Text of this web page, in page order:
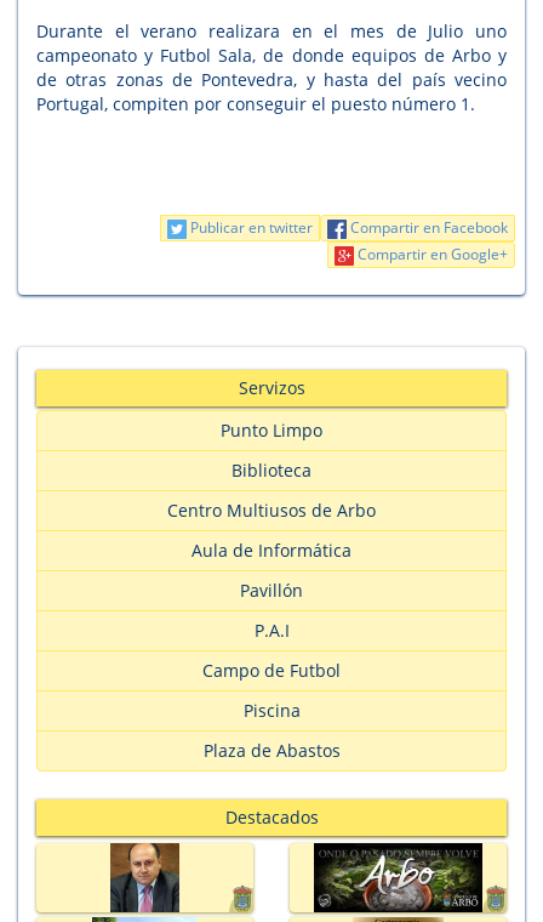
Durante el verano realizara en el mes de Julio uno
campeonato y Futbol Sala, de donde equipos de Arbo y
de otras zonas de Pontevedra, y hasta del país vecino
Portugal, compiten por conseguir el puesto número 1.
Compartir en Facebook
Publicar en twitter
Compartir en Google+
Servizos
Punto Limpo
Biblioteca
Centro Multiusos de Arbo
Aula de Informática
Pavillón
P.A.I
Campo de Futbol
Piscina
Plaza de Abastos
Destacados